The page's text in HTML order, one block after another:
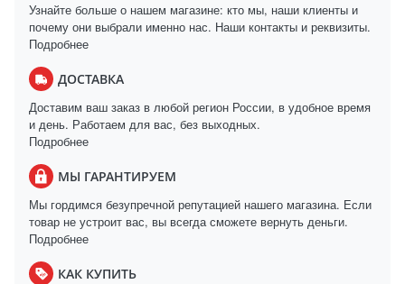
Узнайте больше о нашем магазине: кто мы, наши клиенты и
почему они выбрали именно нас. Наши контакты и реквизиты.
Подробнее
ДОСТАВКА
Доставим ваш заказ в любой регион России, в удобное время
и день. Работаем для вас, без выходных.
Подробнее
МЫ ГАРАНТИРУЕМ
Мы гордимся безупречной репутацией нашего магазина. Если
товар не устроит вас, вы всегда сможете вернуть деньги.
Подробнее
КАК КУПИТЬ